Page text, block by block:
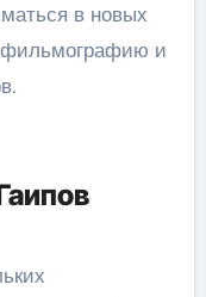
в новых
фильмографию и